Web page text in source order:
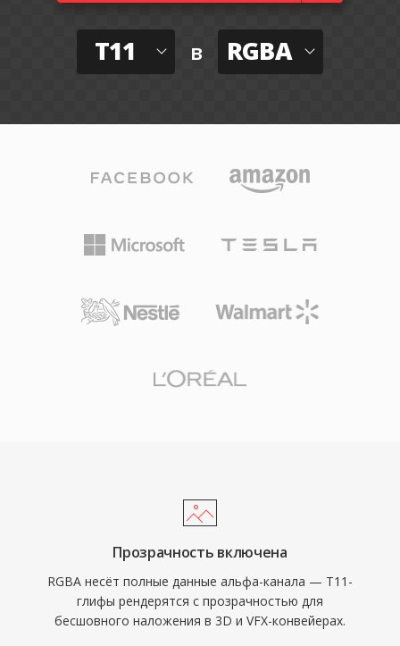
T11 в RGBA
Прозрачность включена
RGBA несёт полные данные альфа-канала — T11-
глифы рендерятся с прозрачностью для
бесшовного наложения в 3D и VFX-конвейерах.